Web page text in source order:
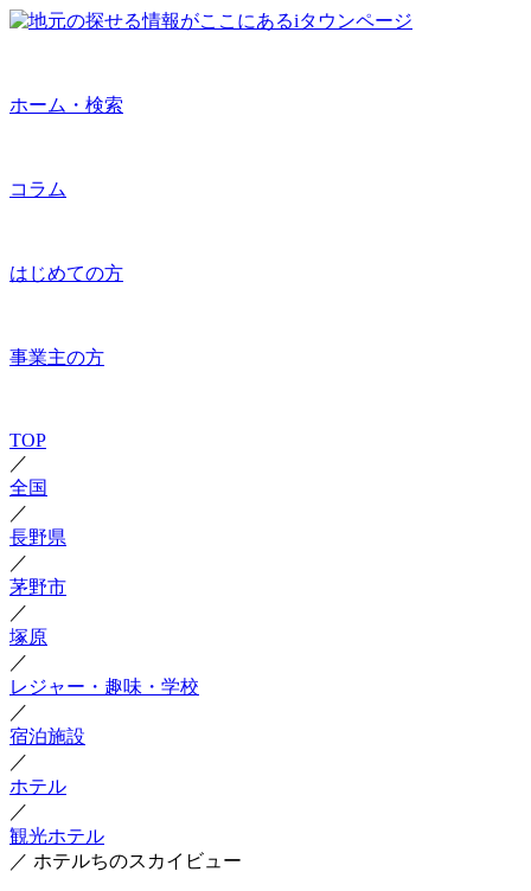
ホーム・検索
コラム
はじめての方
事業主の方
TOP
／
全国
／
長野県
／
茅野市
／
塚原
／
レジャー・趣味・学校
／
宿泊施設
／
ホテル
／
観光ホテル
／ ホテルちのスカイビュー